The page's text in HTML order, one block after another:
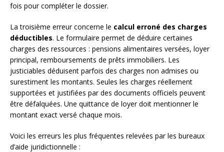
fois pour compléter le dossier.
La troisième erreur concerne le calcul erroné des charges
déductibles. Le formulaire permet de déduire certaines
charges des ressources : pensions alimentaires versées, loyer
principal, remboursements de prêts immobiliers. Les
justiciables déduisent parfois des charges non admises ou
surestiment les montants. Seules les charges réellement
supportées et justifiées par des documents officiels peuvent
être défalquées. Une quittance de loyer doit mentionner le
montant exact versé chaque mois.
Voici les erreurs les plus fréquentes relevées par les bureaux
d’aide juridictionnelle :